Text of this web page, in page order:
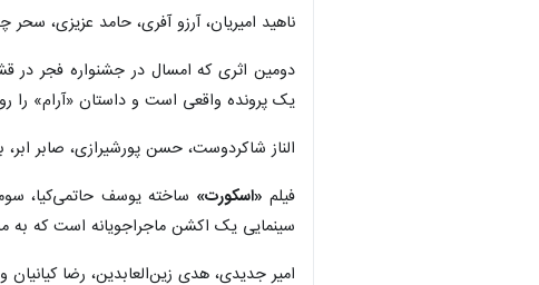
ناهید امیریان، آرزو آفری، حامد عزیزی،
دومین اثری که امسال در جشنواره فجر در قشم از ساعت ۱۸:۰۰ عصر سه‌شنبه(۲۱ بهمن‌ماه) در
یک پرونده واقعی است و داستان «آرام» را روایت می‌کند؛ زنی که در آستانه ۴۰ سالگی،
الناز شاکردوست، حسن پورشیرازی، صابر
فیلم «اسکورت»
سینمایی یک اکشن ماجراجویانه است که به
امیر جدیدی، هدی زین‌العابدین، رضا